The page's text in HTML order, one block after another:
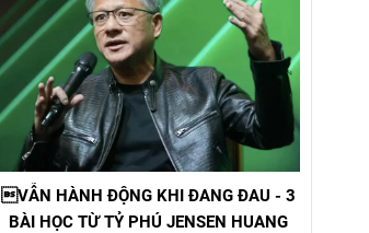
nhà, làm méo mó thị trường.
VẪN HÀNH ĐỘNG KHI ĐANG ĐAU - 3
BÀI HỌC TỪ TỶ PHÚ JENSEN HUANG